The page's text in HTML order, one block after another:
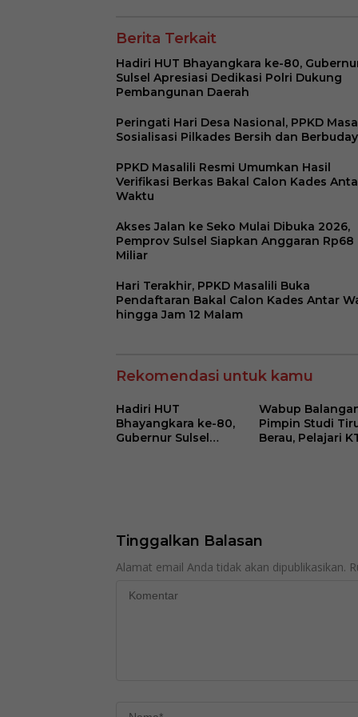
Berita Terkait
Hadiri HUT Bhayangkara ke-80,
Sulsel Apresiasi Dedikasi Polri Dukung
Pembangunan Daerah
Peringati Hari Desa Nasional, PPKD
Sosialisasi Pilkades Bersih dan
PPKD Masalili Resmi Umumkan Hasil
Verifikasi Berkas Bakal Calon Kades
Waktu
Akses Jalan ke Seko Mulai Dibuka 2026,
Pemprov Sulsel Siapkan Anggaran Rp68
Miliar
Hari Terakhir, PPKD Masalili Buka
Pendaftaran Bakal Calon Kades Antar
hingga Jam 12 Malam
Rekomendasi untuk kamu
Hadiri HUT
Bhayangkara ke-80,
Gubernur Sulsel
Wabup
Pimpin Studi
Berau, Pelajari
Tinggalkan Balasan
Alamat email Anda tidak akan dipublikasikan.